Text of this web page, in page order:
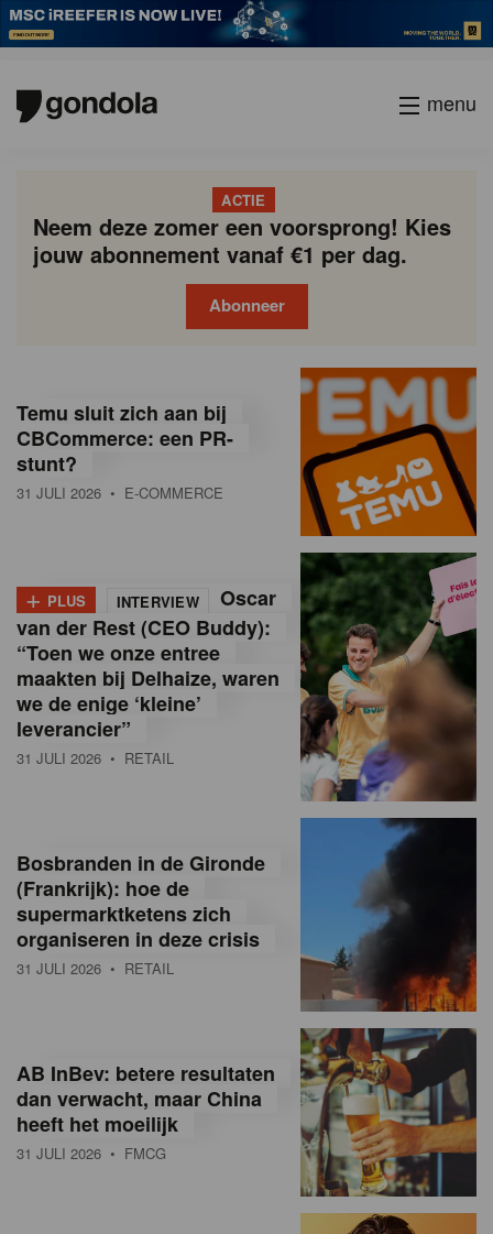
menu
ACTIE
Neem deze zomer een voorsprong! Kies
jouw abonnement vanaf €1 per dag.
Abonneer
o
n
d
a
M
a
g
a
n
e
a
Temu sluit zich aan bij
CBCommerce: een PR-
stunt?
31 JULI 2026 • E-COMMERCE
+ PLUS INTERVIEW
Oscar
van der Rest (CEO Buddy):
“Toen we onze entree
maakten bij Delhaize, waren
we de enige ‘kleine’
leverancier”
31 JULI 2026 • RETAIL
Bosbranden in de Gironde
(Frankrijk): hoe de
supermarktketens zich
organiseren in deze crisis
31 JULI 2026 • RETAIL
AB InBev: betere resultaten
dan verwacht, maar China
heeft het moeilijk
31 JULI 2026 • FMCG